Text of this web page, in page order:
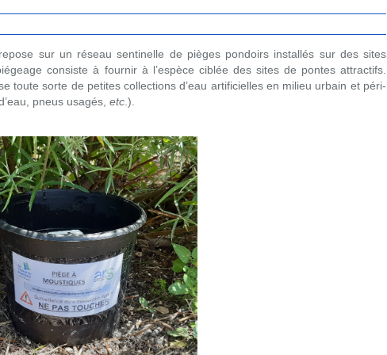
sur un réseau sentinelle de pièges pondoirs installés sur des sites
consiste à fournir à l’espèce ciblée des sites de pontes attractifs.
toute sorte de petites collections d’eau artificielles en milieu urbain et péri-
pneus usagés, etc .).